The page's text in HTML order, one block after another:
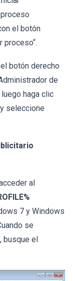
el botón
proceso“.
botón derecho
de
haga clic
seleccione
al
7 y Windows
se
busque el